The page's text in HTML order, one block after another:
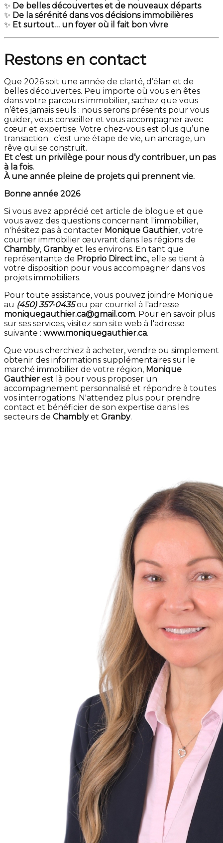
✨ De belles découvertes et de nouveaux départs
✨ De la sérénité dans vos décisions immobilières
✨ Et surtout… un foyer où il fait bon vivre
Restons en contact
Que 2026 soit une année de clarté, d’élan et de
belles découvertes. Peu importe où vous en êtes
dans votre parcours immobilier, sachez que vous
n’êtes jamais seuls : nous serons présents pour vous
guider, vous conseiller et vous accompagner avec
cœur et expertise. Votre chez-vous est plus qu’une
transaction : c’est une étape de vie, un ancrage, un
rêve qui se construit.
Et c’est un privilège pour nous d’y contribuer, un pas
à la fois.
À une année pleine de projets qui prennent vie.
Bonne année 2026
Si vous avez apprécié cet article de blogue et que
vous avez des questions concernant l'immobilier,
n'hésitez pas à contacter Monique Gauthier, votre
courtier immobilier œuvrant dans les régions de
Chambly, Granbyet les environs. En tant que
représentante de Proprio Direct inc., elle se tient à
votre disposition pour vous accompagner dans vos
projets immobiliers.
Pour toute assistance, vous pouvez joindre Monique
au (450) 357-0435ou par courriel à l'adresse
moniquegauthier.ca@gmail.com. Pour en savoir plus
sur ses services, visitez son site web à l'adresse
suivante : www.moniquegauthier.ca.
Que vous cherchiez à acheter, vendre ou simplement
obtenir des informations supplémentaires sur le
marché immobilier de votre région, Monique
Gauthier est là pour vous proposer un
accompagnement personnalisé et répondre à toutes
vos interrogations. N'attendez plus pour prendre
contact et bénéficier de son expertise dans les
secteurs de Chamblyet Granby.